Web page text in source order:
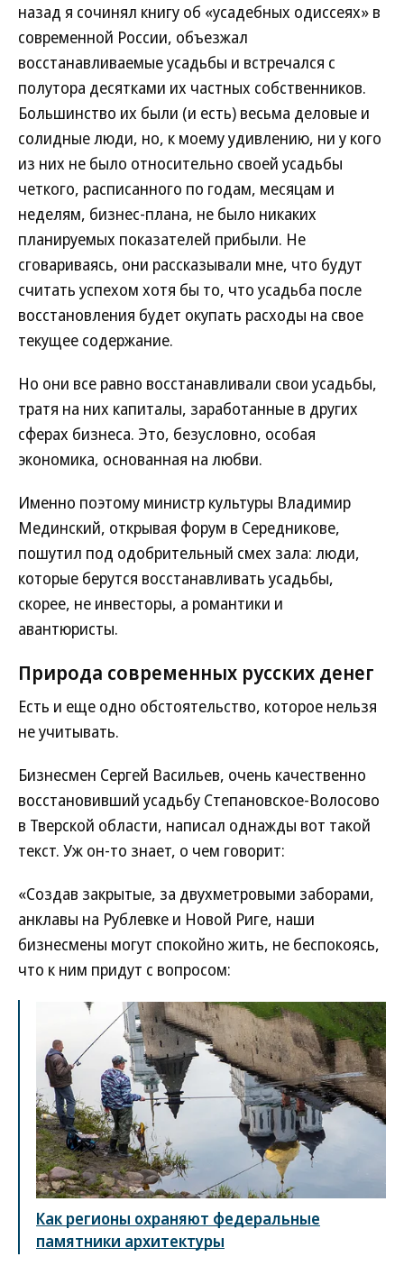
назад я сочинял книгу об «усадебных одиссеях» в
современной России, объезжал
восстанавливаемые усадьбы и встречался с
полутора десятками их частных собственников.
Большинство их были (и есть) весьма деловые и
солидные люди, но, к моему удивлению, ни у кого
из них не было относительно своей усадьбы
четкого, расписанного по годам, месяцам и
неделям, бизнес-плана, не было никаких
планируемых показателей прибыли. Не
сговариваясь, они рассказывали мне, что будут
считать успехом хотя бы то, что усадьба после
восстановления будет окупать расходы на свое
текущее содержание.
Но они все равно восстанавливали свои усадьбы,
тратя на них капиталы, заработанные в других
сферах бизнеса. Это, безусловно, особая
экономика, основанная на любви.
Именно поэтому министр культуры Владимир
Мединский, открывая форум в Середникове,
пошутил под одобрительный смех зала: люди,
которые берутся восстанавливать усадьбы,
скорее, не инвесторы, а романтики и
авантюристы.
Природа современных русских денег
Есть и еще одно обстоятельство, которое нельзя
не учитывать.
Бизнесмен Сергей Васильев, очень качественно
восстановивший усадьбу Степановское-Волосово
в Тверской области, написал однажды вот такой
текст. Уж он-то знает, о чем говорит:
«Создав закрытые, за двухметровыми заборами,
анклавы на Рублевке и Новой Риге, наши
бизнесмены могут спокойно жить, не беспокоясь,
что к ним придут с вопросом:
Как регионы охраняют федеральные
памятники архитектуры